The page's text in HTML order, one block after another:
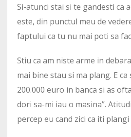
Si-atunci stai si te gandesti ca
este, din punctul meu de
faptului ca tu nu mai poti sa
Stiu ca am niste arme in
mai bine stau si ma plang. E ca
200.000 euro in banca si as
dori sa-mi iau o masina”.
percep eu cand zici ca iti plangi